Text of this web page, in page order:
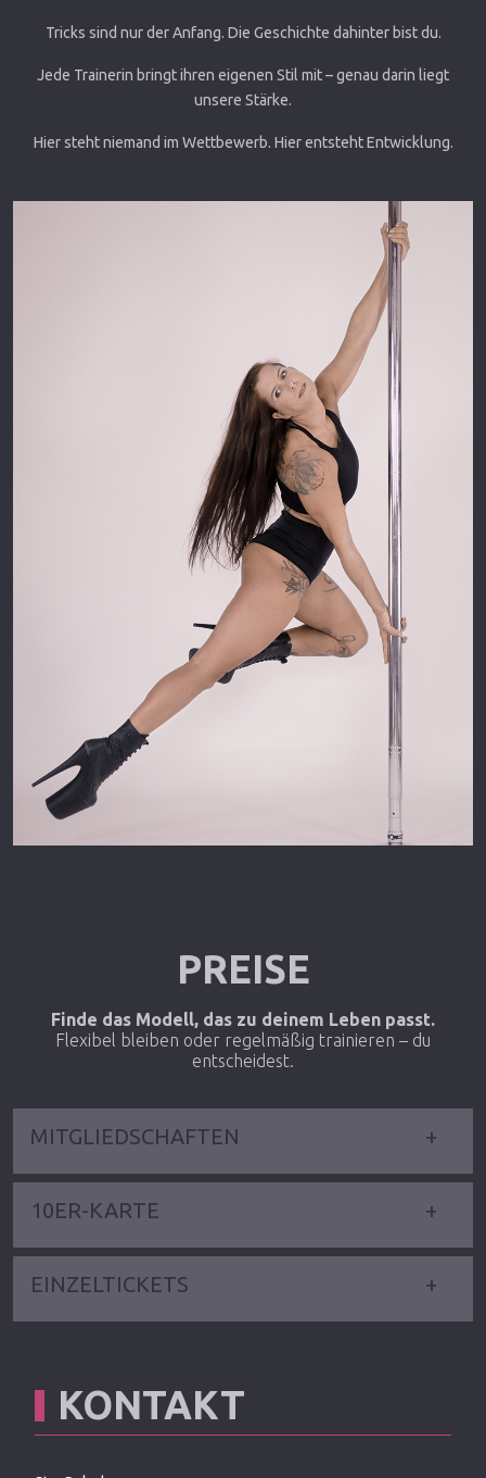
Tricks sind nur der Anfang. Die Geschichte dahinter bist du.
Jede Trainerin bringt ihren eigenen Stil mit – genau darin liegt
unsere Stärke.
Hier steht niemand im Wettbewerb. Hier entsteht Entwicklung.
PREISE
Finde das Modell, das zu deinem Leben passt.
Flexibel bleiben oder regelmäßig trainieren – du
entscheidest.
MITGLIEDSCHAFTEN
10ER-KARTE
EINZELTICKETS
KONTAKT